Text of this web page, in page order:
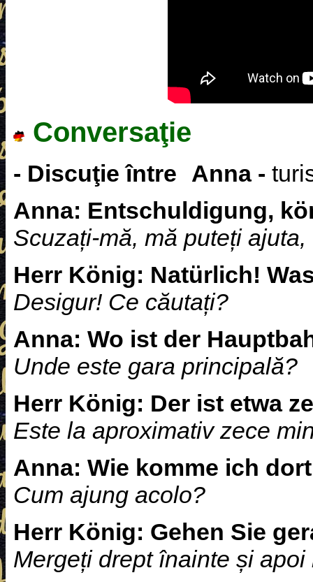
Conversaţie
- Discuţie între Anna-
Anna: Entschuldigung,
Scuzați-mă, mă puteți ajuta,
Herr König: Natürlich!
Desigur! Ce căutați?
Anna: Wo ist der
Unde este gara principală?
Herr König: Der ist etwa
Este la aproximativ zece
Anna: Wie komme ich
Cum ajung acolo?
Herr König: Gehen Sie
Mergeți drept înainte și apoi